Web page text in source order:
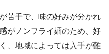
苦手で、味の好みが分かれ
がノンフライ麺のため、好
、地域によっては入手が難